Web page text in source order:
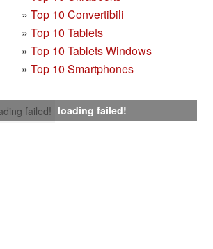
» Top 10 Convertibili
» Top 10 Tablets
» Top 10 Tablets Windows
» Top 10 Smartphones
failed! loading failed!